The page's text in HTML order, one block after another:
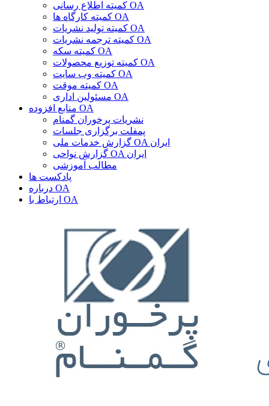
کمیته اطلاع رسانی OA
کمیته کارگاه ها OA
کمیته تولید نشریات OA
کمیته ترجمه نشریات OA
کمیته سکه OA
کمیته توزیع محصولات OA
کمیته وب سایت OA
کمیته موقت OA
مسئولین اداری OA
منابع افزوده OA
نشریات پرخوران گمنام
پمفلت برگزاری جلسات
گزارش خدمات ملی OA ایران
گزارش نواحی OA ایران
مطالب آموزشی
پادکست ها
درباره OA
ارتباط با OA